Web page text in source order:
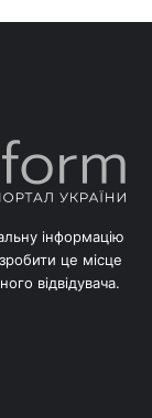
інформацію
це місце
відвідувача.